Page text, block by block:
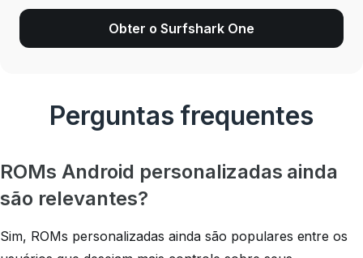
Obter o Surfshark One
Perguntas frequentes
ROMs Android personalizadas ainda
são relevantes?
Sim, ROMs personalizadas ainda são populares entre os